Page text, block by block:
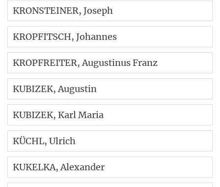
KRONSTEINER, Joseph
KROPFITSCH, Johannes
KROPFREITER, Augustinus Franz
KUBIZEK, Augustin
KUBIZEK, Karl Maria
KÜCHL, Ulrich
KUKELKA, Alexander